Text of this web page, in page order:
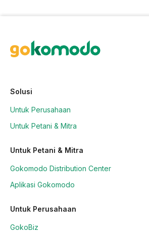
Solusi
Untuk Perusahaan
Untuk Petani & Mitra
Untuk Petani & Mitra
Gokomodo Distribution Center
Aplikasi Gokomodo
Untuk Perusahaan
GokoBiz